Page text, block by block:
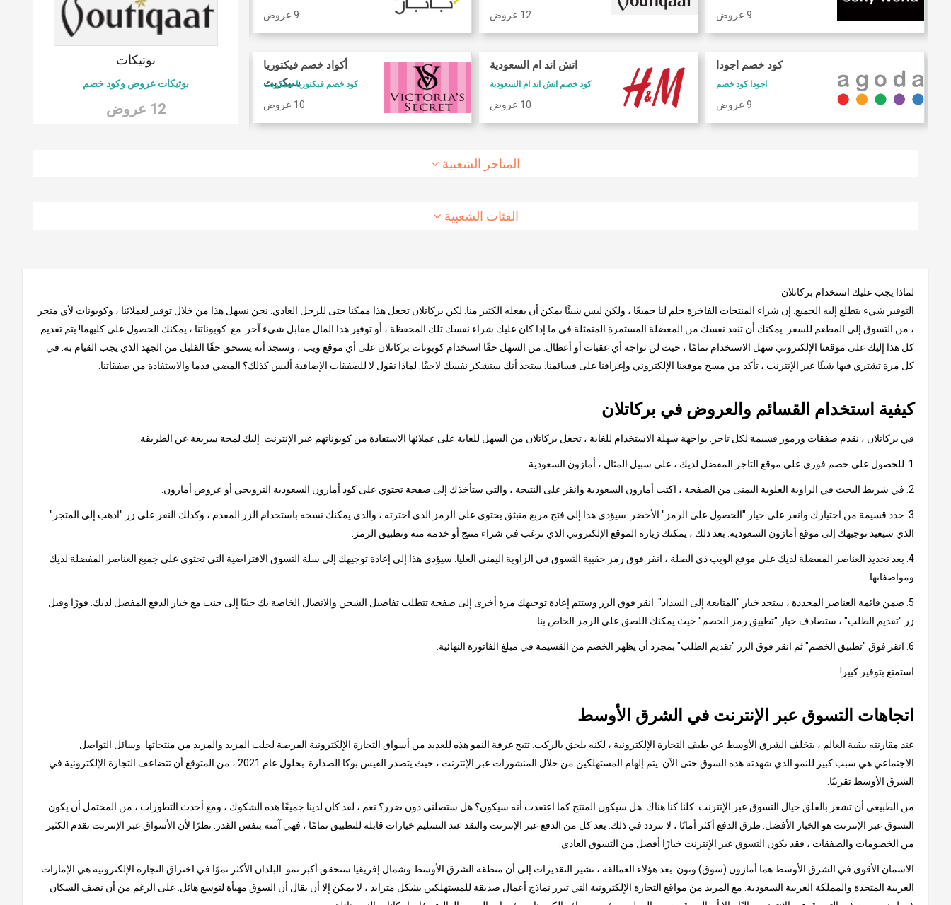
كود خصم طيران الاتحاد
كود خصم طيران الاتحاد
كود خصم شارع 6
كوبون وكود خصم 6 ستريت
بوتيكات
بوتيكات عروض وكود خصم
12 عروض
9 عروض
كود خصم اجودا
اجودا كود خصم
9 عروض
12 عروض
اتش اند ام السعودية
كود خصم اتش اند ام السعودية
10 عروض
9 عروض
أكواد خصم فيكتوريا
سيكريت
كود خصم فيكتوريا سيكريت
10 عروض
كود خصم امريكان ايجل
المتاجر الشعبية
الفئات الشعبية
لماذا يجب عليك استخدام بركاتلان
التوفير شيء يتطلع إليه الجميع. إن شراء المنتجات الفاخرة حلم لنا جميعًا ، ولكن ليس شيئًا يمكن أن يفعله الكثير منا. لكن بركاتلان تجعل هذا ممكنا حتى للرجل العادي. نحن نسهل هذا من خلال توفير لعملائنا ، وكوبونات لأي متجر
، من التسوق إلى المطعم للسفر. يمكنك أن تنقذ نفسك من المعضلة المستمرة المتمثلة في ما إذا كان عليك شراء نفسك تلك المحفظة ، أو توفير هذا المال مقابل شيء آخر. مع كوبوناتنا ، يمكنك الحصول على كليهما! يتم تقديم
كل هذا إليك على موقعنا الإلكتروني سهل الاستخدام تمامًا ، حيث لن تواجه أي عقبات أو أعطال. من السهل حقًا استخدام كوبونات بركاتلان على أي موقع ويب ، وستجد أنه يستحق حقًا القليل من الجهد الذي يجب القيام به. في
كل مرة تشتري فيها شيئًا عبر الإنترنت ، تأكد من مسح موقعنا الإلكتروني وإغراقنا على قسائمنا. ستجد أنك ستشكر نفسك لاحقًا. لماذا نقول لا للصفقات الإضافية أليس كذلك؟ المضي قدما والاستفادة من صفقاتنا.
كيفية استخدام القسائم والعروض في بركاتلان
في بركاتلان ، نقدم صفقات ورموز قسيمة لكل تاجر. بواجهة سهلة الاستخدام للغاية ، تجعل بركاتلان من السهل للغاية على عملائها الاستفادة من كوبوناتهم عبر الإنترنت. إليك لمحة سريعة عن الطريقة:
1. للحصول على خصم فوري على موقع التاجر المفضل لديك ، على سبيل المثال ، أمازون السعودية
2. في شريط البحث في الزاوية العلوية اليمنى من الصفحة ، اكتب أمازون السعودية وانقر على النتيجة ، والتي ستأخذك إلى صفحة تحتوي على كود أمازون السعودية الترويجي أو عروض أمازون.
3. حدد قسيمة من اختيارك وانقر على خيار "الحصول على الرمز" الأخضر. سيؤدي هذا إلى فتح مربع منبثق يحتوي على الرمز الذي اخترته ، والذي يمكنك نسخه باستخدام الزر المقدم ، وكذلك النقر على زر "اذهب إلى المتجر"
الذي سيعيد توجيهك إلى موقع أمازون السعودية. بعد ذلك ، يمكنك زيارة الموقع الإلكتروني الذي ترغب في شراء منتج أو خدمة منه وتطبيق الرمز.
4. بعد تحديد العناصر المفضلة لديك على موقع الويب ذي الصلة ، انقر فوق رمز حقيبة التسوق في الزاوية اليمنى العليا. سيؤدي هذا إلى إعادة توجيهك إلى سلة التسوق الافتراضية التي تحتوي على جميع العناصر المفضلة لديك
ومواصفاتها.
5. ضمن قائمة العناصر المحددة ، ستجد خيار "المتابعة إلى السداد". انقر فوق الزر وستتم إعادة توجيهك مرة أخرى إلى صفحة تتطلب تفاصيل الشحن والاتصال الخاصة بك جنبًا إلى جنب مع خيار الدفع المفضل لديك. فورًا وقبل
زر "تقديم الطلب" ، ستصادف خيار "تطبيق رمز الخصم" حيث يمكنك اللصق على الرمز الخاص بنا.
6. انقر فوق "تطبيق الخصم" ثم انقر فوق الزر "تقديم الطلب" بمجرد أن يظهر الخصم من القسيمة في مبلغ الفاتورة النهائية.
استمتع بتوفير كبير!
اتجاهات التسوق عبر الإنترنت في الشرق الأوسط
عند مقارنته ببقية العالم ، يتخلف الشرق الأوسط عن طيف التجارة الإلكترونية ، لكنه يلحق بالركب. تتيح غرفة النمو هذه للعديد من أسواق التجارة الإلكترونية الفرصة لجلب المزيد والمزيد من منتجاتها. وسائل التواصل
الاجتماعي هي سبب كبير للنمو الذي شهدته هذه السوق حتى الآن. يتم إلهام المستهلكين من خلال المنشورات عبر الإنترنت ، حيث يتصدر الفيس بوكا الصدارة. بحلول عام 2021 ، من المتوقع أن تتضاعف التجارة الإلكترونية في
الشرق الأوسط تقريبًا.
من الطبيعي أن تشعر بالقلق حيال التسوق عبر الإنترنت. كلنا كنا هناك. هل سيكون المنتج كما اعتقدت أنه سيكون؟ هل ستصلني دون ضرر؟ نعم ، لقد كان لدينا جميعًا هذه الشكوك ، ومع أحدث التطورات ، من المحتمل أن يكون
التسوق عبر الإنترنت هو الخيار الأفضل. طرق الدفع أكثر أمانًا ، لا نتردد في ذلك. يعد كل من الدفع عبر الإنترنت والنقد عند التسليم خيارات قابلة للتطبيق تمامًا ، فهي آمنة بنفس القدر. نظرًا لأن الأسواق عبر الإنترنت تقدم الكثير
من الخصومات والصفقات ، فقد يكون التسوق عبر الإنترنت خيارًا أفضل من التسوق العادي.
الاسمان الأقوى في الشرق الأوسط هما أمازون (سوق) ونون. بعد هؤلاء العمالقة ، تشير التقديرات إلى أن منطقة الشرق الأوسط وشمال إفريقيا ستحقق أكبر نمو. البلدان الأكثر نموًا في اختراق التجارة الإلكترونية هي الإمارات
العربية المتحدة والمملكة العربية السعودية. مع المزيد من مواقع التجارة الإلكترونية التي تبرز نماذج أعمال صديقة للمستهلكين بشكل متزايد ، لا يمكن إلا أن يقال أن السوق مهيأة لتوسع هائل. على الرغم من أن نصف السكان